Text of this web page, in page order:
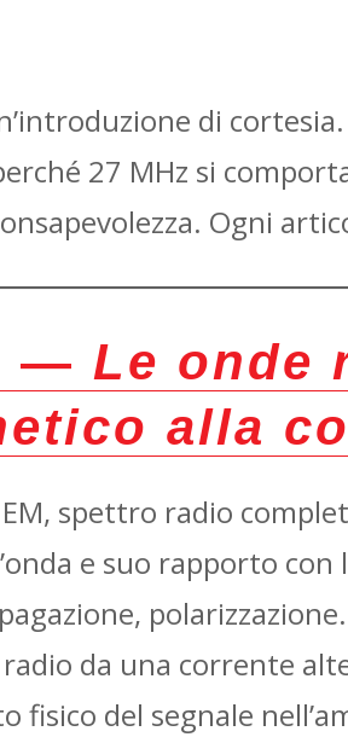
di
27 MHz si
Ogni
— Le onde
alla
spettro radio
e suo rapporto
radio da una corrente
fisico del segnale